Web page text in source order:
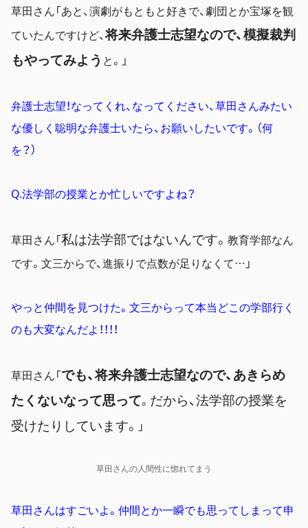
草田さん「あと、演劇がもともと好きで、劇団とか宝塚を観
ていたんですけど、将来弁護士志望なので、模擬裁判
もやってみよう と。」
弁護士志望！なってくれ、なってください、草田さんみたい
な優しく聡明な弁護士いたら、お願いしたいです。（何
を？）
Q.法学部の授業とか忙しいですよね？
草田さん「私は法学部ではないんです。 教育学部なん
です。文三からで、進振りで点数が足りなくて…」
やっと仲間を見つけた。文三からって本当どこの学部行く
のも大変なんだよ！！！！
草田さん「でも、将来弁護士志望なので、あきらめ
たくないなって思って。 だから、法学部の授業を
受けたりしています。 」
草田さんの人間性に惚れてまう
草田さんはすごいよ。仲間とか一瞬でも思ってしまって申